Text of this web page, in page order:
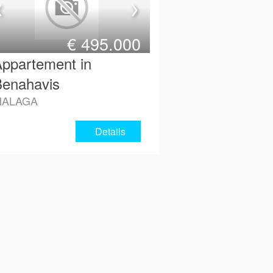
€ 495.000
in
Details